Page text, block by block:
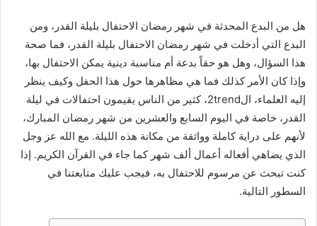
هل من البدع المحدثة في شهر رمضان الاحتفال بليلة القدر، ومن
البدع التي أدخلت في شهر رمضان الاحتفال بليلة القدر، فما صحة
هذا السؤال، وهل هو حقاً بدعة أم مناسبة دينية يمكن الاحتفال بها،
وإذا كان الأمر كذلك فما هي مظاهرها حول هذا الحفل وكيف ينظر
إليه العلماء، ال2trend، كثير من الناس يقيمون احتفالات في ليلة
القدر، خاصة في اليوم السابع والعشرين من شهر رمضان المبارك،
لأنهم على دراية كاملة وواثقة من مكانة هذه الليلة. مع الله عز وجل
الذي يضاهي أفعاله أعمال ألف شهر كما جاء في القرآن الكريم. إذا
كنت تبحث عن مرسوم للاحتفال به، فيجب عليك متابعتنا في
السطور التالية.